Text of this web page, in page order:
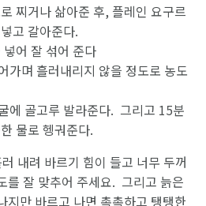
찌거나 삶아준 후, 플레인 요구르
고 갈아준다.
어 잘 섞어 준다
가며 흘러내리지 않을 정도로 농도
에 골고루 발라준다. 그리고 15분
물로 헹궈준다.
내려 바르기 힘이 들고 너무 두꺼
를 잘 맞추어 주세요. 그리고 늙은
지만 바르고 나면 촉촉하고 탱탱한